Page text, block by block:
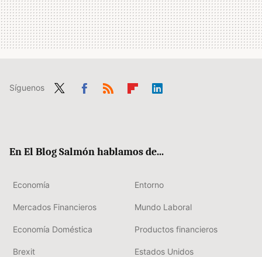
Síguenos
En El Blog Salmón hablamos de...
Economía Entorno
Mercados Financieros Mundo Laboral
Economía Doméstica Productos financieros
Brexit Estados Unidos